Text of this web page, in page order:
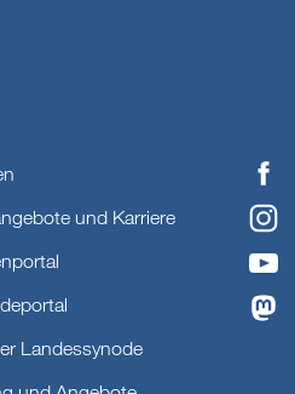
und Karriere
Landessynode